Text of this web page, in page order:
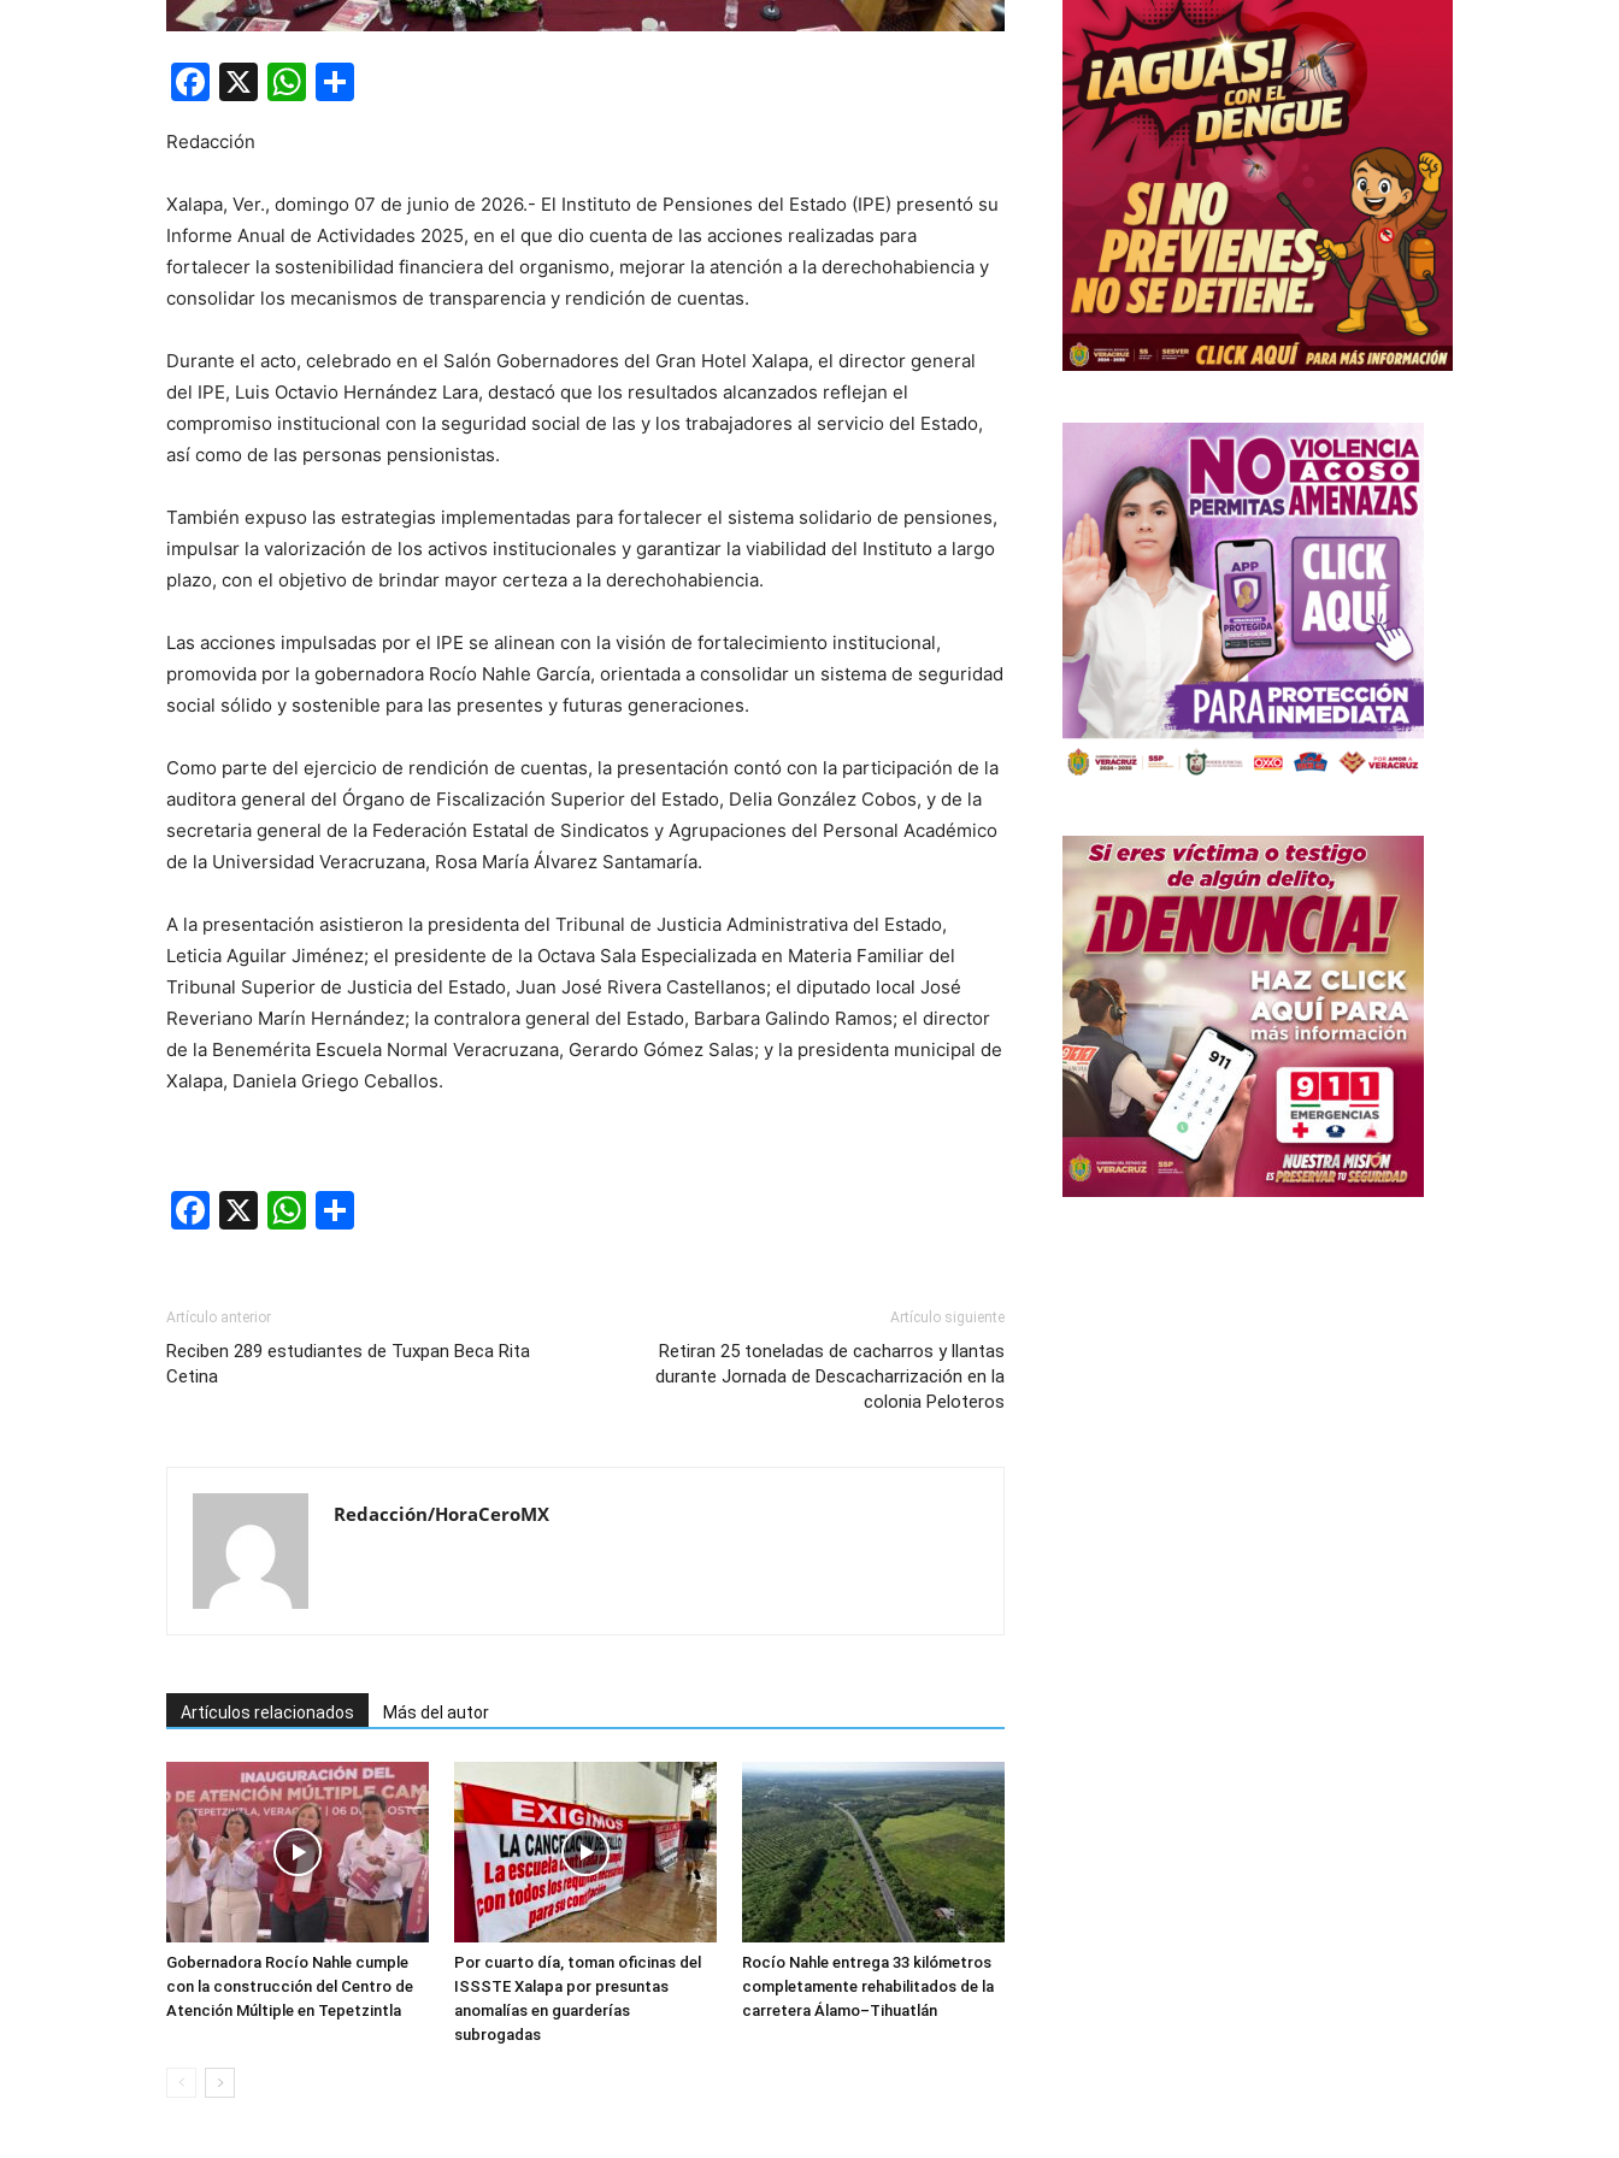
Facebook
X WhatsApp
Redacción
Xalapa, Ver., domingo 07 de junio de 2026.- El Instituto de Pensiones del Estado (IPE) presentó su
Informe Anual de Actividades 2025, en el que dio cuenta de las acciones realizadas para
fortalecer la sostenibilidad financiera del organismo, mejorar la atención a la derechohabiencia y
consolidar los mecanismos de transparencia y rendición de cuentas.
Durante el acto, celebrado en el Salón Gobernadores del Gran Hotel Xalapa, el director general
del IPE, Luis Octavio Hernández Lara, destacó que los resultados alcanzados reflejan el
compromiso institucional con la seguridad social de las y los trabajadores al servicio del Estado,
así como de las personas pensionistas.
También expuso las estrategias implementadas para fortalecer el sistema solidario de pensiones,
impulsar la valorización de los activos institucionales y garantizar la viabilidad del Instituto a largo
plazo, con el objetivo de brindar mayor certeza a la derechohabiencia.
Las acciones impulsadas por el IPE se alinean con la visión de fortalecimiento institucional,
promovida por la gobernadora Rocío Nahle García, orientada a consolidar un sistema de seguridad
social sólido y sostenible para las presentes y futuras generaciones.
Como parte del ejercicio de rendición de cuentas, la presentación contó con la participación de la
auditora general del Órgano de Fiscalización Superior del Estado, Delia González Cobos, y de la
secretaria general de la Federación Estatal de Sindicatos y Agrupaciones del Personal Académico
de la Universidad Veracruzana, Rosa María Álvarez Santamaría.
A la presentación asistieron la presidenta del Tribunal de Justicia Administrativa del Estado,
Leticia Aguilar Jiménez; el presidente de la Octava Sala Especializada en Materia Familiar del
Tribunal Superior de Justicia del Estado, Juan José Rivera Castellanos; el diputado local José
Reveriano Marín Hernández; la contralora general del Estado, Barbara Galindo Ramos; el director
de la Benemérita Escuela Normal Veracruzana, Gerardo Gómez Salas; y la presidenta municipal de
Xalapa, Daniela Griego Ceballos.
Facebook
X WhatsApp
Artículo anterior
Reciben 289 estudiantes de Tuxpan Beca Rita
Cetina
Artículo siguiente
Retiran 25 toneladas de cacharros y llantas
durante Jornada de Descacharrización en la
colonia Peloteros
Redacción/HoraCeroMX
Artículos relacionados Más del autor
Gobernadora Rocío Nahle cumple
con la construcción del Centro de
Atención Múltiple en Tepetzintla
Por cuarto día, toman oficinas del
ISSSTE Xalapa por presuntas
anomalías en guarderías
subrogadas
Rocío Nahle entrega 33 kilómetros
completamente rehabilitados de la
carretera Álamo–Tihuatlán